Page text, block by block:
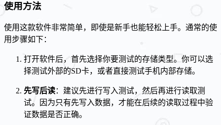
使用方法
使用这款软件非常简单，即使是新手也能轻松上手。通常的使
用步骤如下：
打开软件后，首先选择你要测试的存储类型。你可以选
择测试外部的SD卡，或者直接测试手机内部存储。
先写后读：建议先进行写入测试，然后再进行读取测
试。因为只有先写入数据，才能在后续的读取过程中验
证数据是否正确。